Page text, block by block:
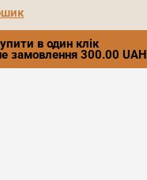
в один клік
замовлення 300.00 UAH